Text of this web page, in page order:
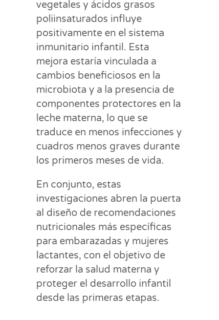
vegetales y ácidos grasos
poliinsaturados influye
positivamente en el sistema
inmunitario infantil. Esta
mejora estaría vinculada a
cambios beneficiosos en la
microbiota y a la presencia de
componentes protectores en la
leche materna, lo que se
traduce en menos infecciones y
cuadros menos graves durante
los primeros meses de vida.
En conjunto, estas
investigaciones abren la puerta
al diseño de recomendaciones
nutricionales más específicas
para embarazadas y mujeres
lactantes, con el objetivo de
reforzar la salud materna y
proteger el desarrollo infantil
desde las primeras etapas.